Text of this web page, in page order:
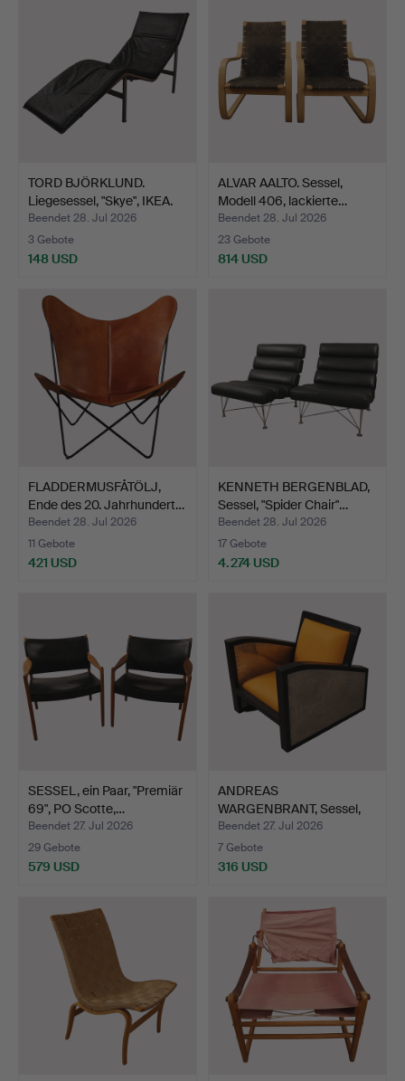
TORD BJÖRKLUND.
Liegesessel, "Skye", IKEA.
Beendet 28. Jul 2026
3 Gebote
148 USD
ALVAR AALTO. Sessel,
Modell 406, lackierte…
Beendet 28. Jul 2026
23 Gebote
814 USD
FLADDERMUSFÅTÖLJ,
Ende des 20. Jahrhundert…
Beendet 28. Jul 2026
11 Gebote
421 USD
KENNETH BERGENBLAD,
Sessel, "Spider Chair"…
Beendet 28. Jul 2026
17 Gebote
4.274 USD
SESSEL, ein Paar, "Premiär
69", PO Scotte,…
Beendet 27. Jul 2026
29 Gebote
579 USD
ANDREAS
WARGENBRANT, Sessel,
"Hommage Dog …
Beendet 27. Jul 2026
7 Gebote
316 USD